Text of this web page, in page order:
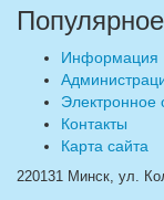
Популярное
Информация
Контакты
Карта сайта
220131 Минск, ул.